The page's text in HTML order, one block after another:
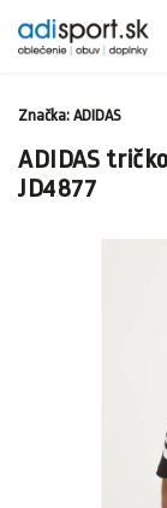
ADIDAS
JD4877
Značka: ADIDAS